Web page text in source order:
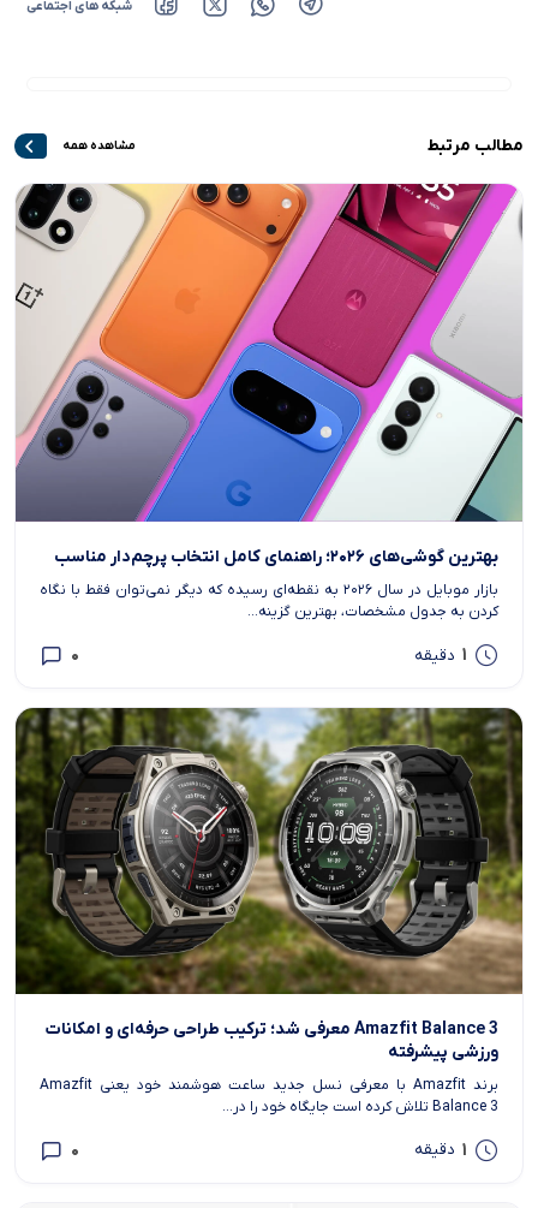
شبکه های اجتماعی
مطالب مرتبط مشاهده همه
بهترین گوشی‌های ۲۰۲۶؛ راهنمای کامل انتخاب پرچم‌دار مناسب
بازار موبایل در سال ۲۰۲۶ به نقطه‌ای رسیده که دیگر نمی‌توان فقط با نگاه
کردن به جدول مشخصات، بهترین گزینه...
1 دقیقه 0
Amazfit Balance 3 معرفی شد؛ ترکیب طراحی حرفه‌ای و امکانات
ورزشی پیشرفته
برند Amazfit با معرفی نسل جدید ساعت هوشمند خود یعنی Amazfit
Balance 3 تلاش کرده است جایگاه خود را در...
1 دقیقه 0